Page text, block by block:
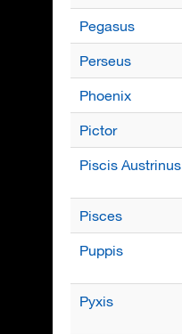
Pegasus
Perseus
Phoenix
Pictor
Piscis Austrinus
Pisces
Puppis
Pyxis